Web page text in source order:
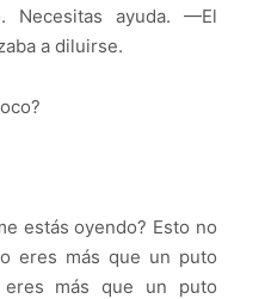
Necesitas ayuda. —El
a diluirse.
estás oyendo? Esto no
eres más que un puto
eres más que un puto